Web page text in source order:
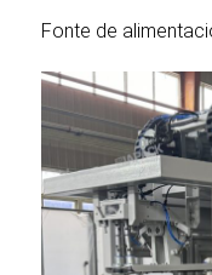
Fonte de